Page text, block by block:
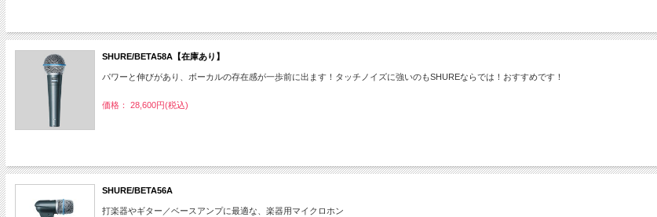
SHURE/BETA58A【在庫あり】
パワーと伸びがあり、ボーカルの存在感が一歩前に出ます！タッチノイズに強いのもSHUREならでは！おすすめです！
価格： 28,600円(税込)
SHURE/BETA56A
打楽器やギター／ベースアンプに最適な、楽器用マイクロホン